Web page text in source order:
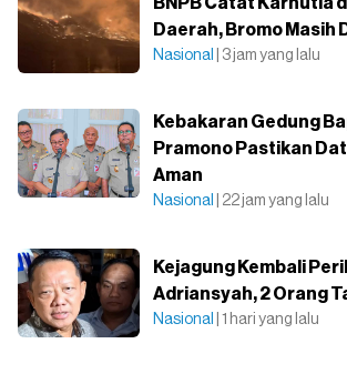
Daerah, Bromo Masih
Nasional | 3 jam yang lalu
Kebakaran Gedung
Pramono Pastikan
Aman
Nasional | 22 jam yang lalu
Kejagung Kembali
Adriansyah, 2 Orang
Nasional | 1 hari yang lalu